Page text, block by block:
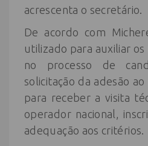
acrescenta o secretário.
De acordo com
utilizado para auxiliar
no processo de
solicitação da adesão
para receber a visita
operador nacional,
adequação aos critérios.